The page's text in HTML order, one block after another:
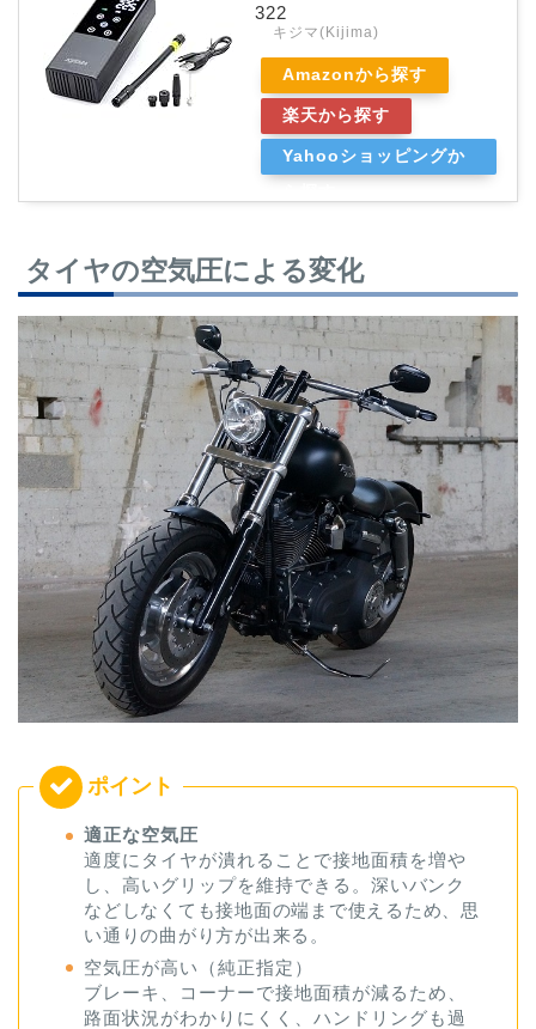
322
キジマ(Kijima)
Amazonから探す
楽天から探す
Yahooショッピングか
タイヤの空気圧による変化
適正な空気圧
適度にタイヤが潰れることで接地面積を増や
し、高いグリップを維持できる。 深いバンク
などしなくても接地面の端まで使えるため、思
い通りの曲がり方が出来る。
空気圧が高い（純正指定）
ブレーキ、コーナーで接地面積が減るため、
路面状況がわかりにくく、ハンドリングも過